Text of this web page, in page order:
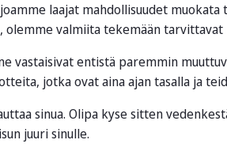
laajat mahdollisuudet
valmiita tekemään tarvittavat
vastaisivat entistä paremmin
jotka ovat aina ajan tasalla ja
sinua. Olipa kyse sitten
juuri sinulle.